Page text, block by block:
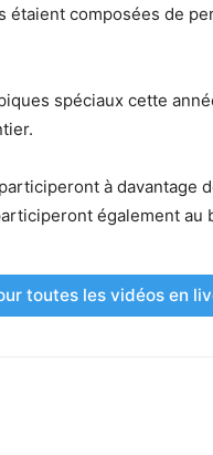
étaient composées de
spéciaux cette
à davantage
également au
toutes les vidéos en